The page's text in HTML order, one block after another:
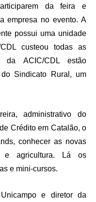
da feira e
empresa no evento. A
possui uma unidade
custeou todas as
da ACIC/CDL estão
Sindicato Rural, um
administrativo do
Crédito em Catalão, o
conhecer as novas
e agricultura. Lá os
e mini-cursos.
e diretor da